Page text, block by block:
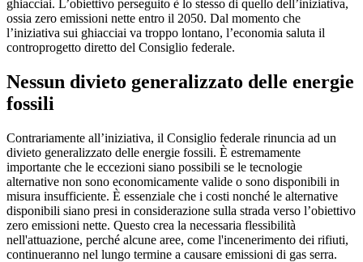
ghiacciai. L’obiettivo perseguito è lo stesso di quello dell’iniziativa,
ossia zero emissioni nette entro il 2050. Dal momento che
l’iniziativa sui ghiacciai va troppo lontano, l’economia saluta il
controprogetto diretto del Consiglio federale.
Nessun divieto generalizzato delle energie
fossili
Contrariamente all’iniziativa, il Consiglio federale rinuncia ad un
divieto generalizzato delle energie fossili. È estremamente
importante che le eccezioni siano possibili se le tecnologie
alternative non sono economicamente valide o sono disponibili in
misura insufficiente. È essenziale che i costi nonché le alternative
disponibili siano presi in considerazione sulla strada verso l’obiettivo
zero emissioni nette. Questo crea la necessaria flessibilità
nell'attuazione, perché alcune aree, come l'incenerimento dei rifiuti,
continueranno nel lungo termine a causare emissioni di gas serra.